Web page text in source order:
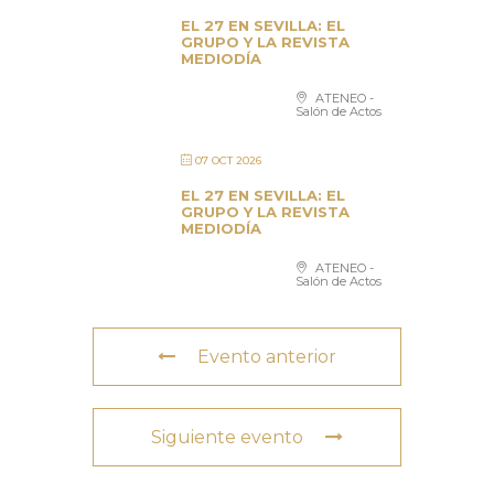
EL 27 EN SEVILLA: EL
GRUPO Y LA REVISTA
MEDIODÍA
ATENEO -
Salón de Actos
07 OCT 2026
EL 27 EN SEVILLA: EL
GRUPO Y LA REVISTA
MEDIODÍA
ATENEO -
Salón de Actos
Evento anterior
Siguiente evento